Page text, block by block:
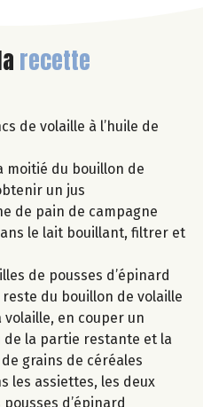
recette
de volaille à l’huile de
moitié du bouillon de
un jus
de pain de campagne
le lait bouillant, filtrer et
de pousses d’épinard
du bouillon de volaille
en couper un
la partie restante et la
grains de céréales
les assiettes, les deux
d’épinard